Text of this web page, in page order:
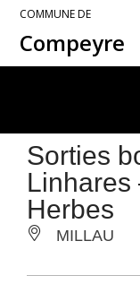
COMMUNE DE
Compeyre
Sorties
Linhares
Herbes
MILLAU